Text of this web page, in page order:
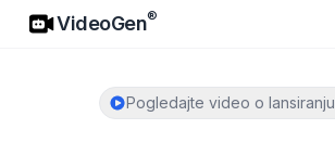
VideoGen
VideoGen®
Pogledajte video o lansiranju